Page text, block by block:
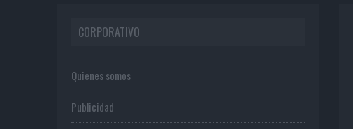
CORPORATIVO
Quienes somos
Publicidad